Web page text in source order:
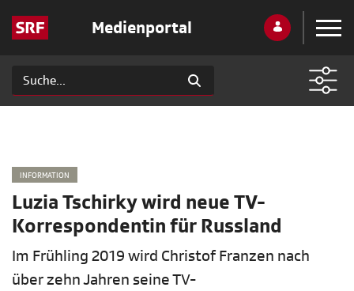
Medienportal
INFORMATION
Luzia Tschirky wird neue TV-
Korrespondentin für Russland
Im Frühling 2019 wird Christof Franzen nach
über zehn Jahren seine TV-